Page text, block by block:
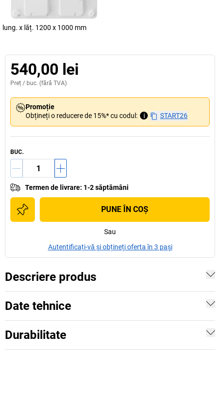
lung. x lăț. 1200 x 1000 mm
540,00 lei
Preț / buc. (fără TVA)
Promoție
Obțineți o reducere de 15%* cu codul:
i START26
BUC.
Termen de livrare: 1-2 săptămâni
PUNE ÎN COŞ
Sau
Autentificați-vă și obțineți oferta în 3 pași
Descriere produs
Date tehnice
Durabilitate